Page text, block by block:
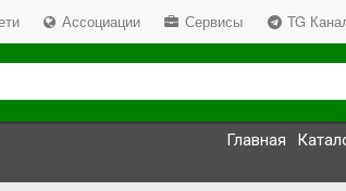
Ассоциации Сервисы TG
Главная